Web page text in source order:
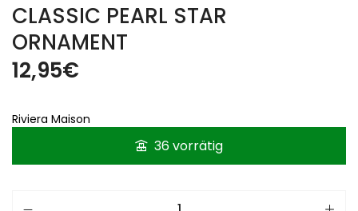
CLASSIC PEARL STAR
ORNAMENT
12,95€
36 vorrätig
Riviera Maison